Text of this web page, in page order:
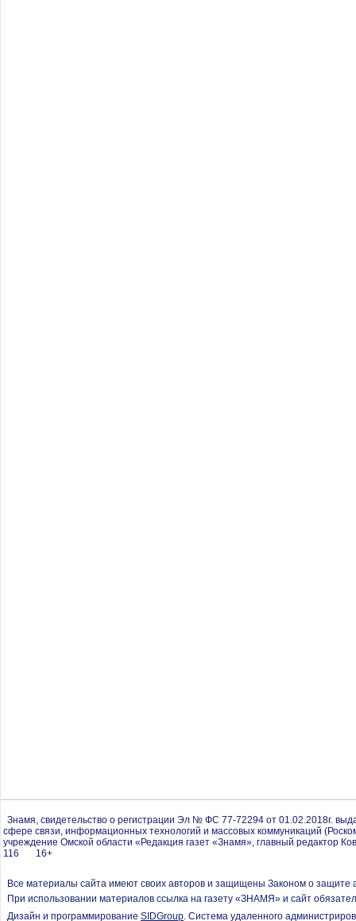
Знамя, свидетельство о регистрации Эл № ФС 77-72294 от 01.02.2018г.
сфере связи, информационных технологий и массовых коммуникаций
учреждение Омской области «Редакция газет «Знамя», главный редактор
116 16+
Все материалы сайта имеют своих авторов и защищены Законом о защите
При использовании материалов ссылка на газету «ЗНАМЯ» и сайт
Дизайн и программирование SIDGroup. Cистема удаленного